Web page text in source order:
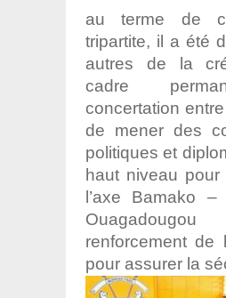
au terme de
tripartite, il a été
autres de la
cadre
concertation
de mener des
politiques et
haut niveau pour
l’axe Bamako
renforcement de
pour assurer la